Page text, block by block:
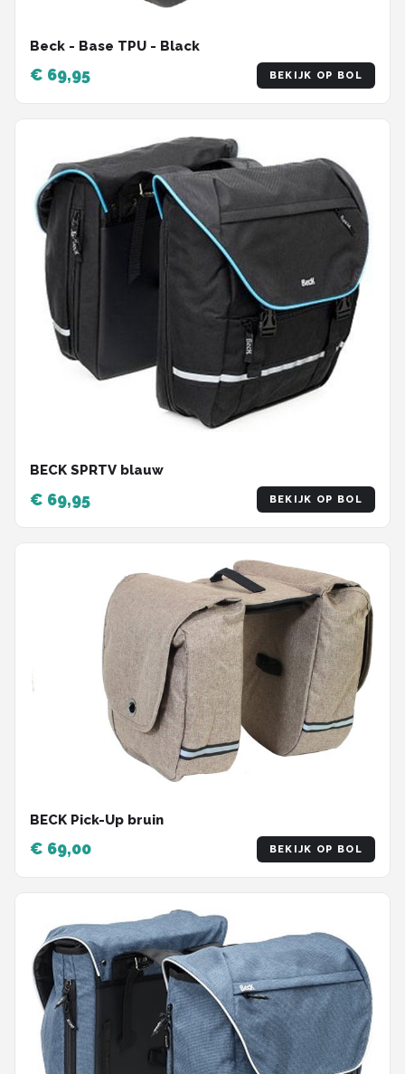
Beck - Base TPU - Black
€ 69,95 BEKIJK OP BOL
BECK SPRTV blauw
€ 69,95 BEKIJK OP BOL
BECK Pick-Up bruin
€ 69,00 BEKIJK OP BOL